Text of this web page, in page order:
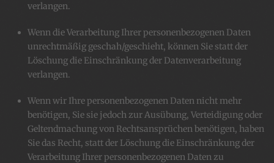
verlangen.
Wenn die Verarbeitung Ihrer personenbezogenen Daten
unrechtmäßig geschah/geschieht, können Sie statt der
Löschung die Einschränkung der Datenverarbeitung
verlangen.
Wenn wir Ihre personenbezogenen Daten nicht mehr
benötigen, Sie sie jedoch zur Ausübung, Verteidigung oder
Geltendmachung von Rechtsansprüchen benötigen, haben
Sie das Recht, statt der Löschung die Einschränkung der
Verarbeitung Ihrer personenbezogenen Daten zu